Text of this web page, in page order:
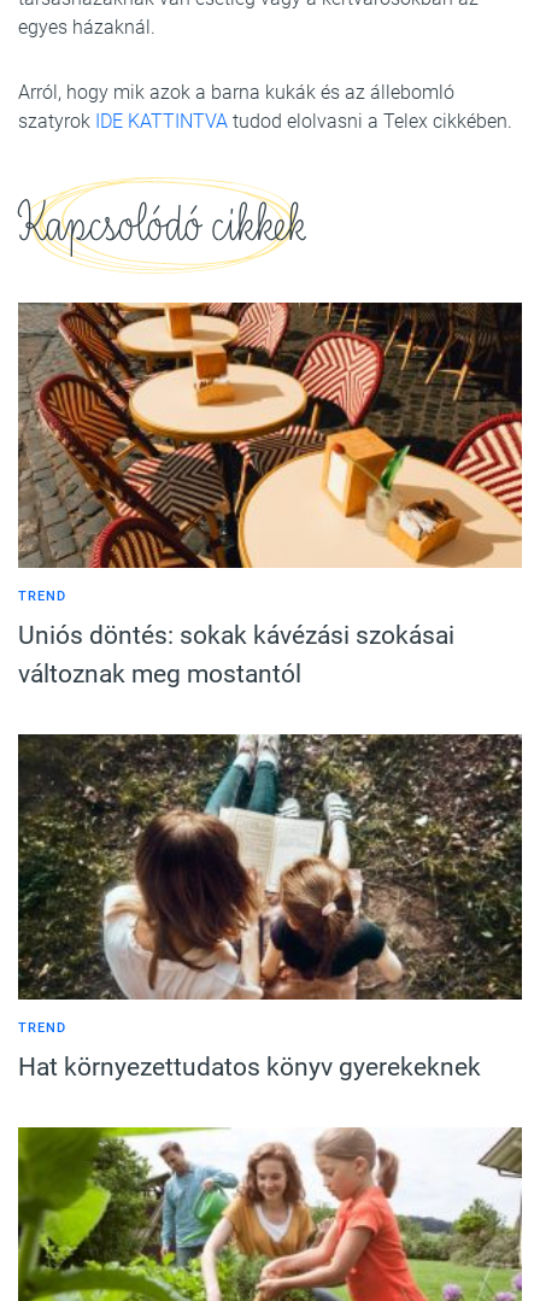
egyes házaknál.
Arról, hogy mik azok a barna kukák és az állebomló
szatyrok IDE KATTINTVA tudod elolvasni a Telex cikkében.
Kapcsolódó cikkek
TREND
Uniós döntés: sokak kávézási szokásai
változnak meg mostantól
TREND
Hat környezettudatos könyv gyerekeknek